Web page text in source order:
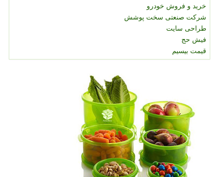
خرید و فروش خودرو
شرکت صنعتی سخت پوشش
طراحی سایت
فیش حج
قیمت بیسیم